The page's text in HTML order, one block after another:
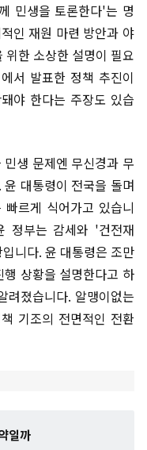
민생을 토론한다'는 명
인 재원 마련 방안과 야
한 소상한 설명이 필요
서 발표한 정책 추진이
야 한다는 주장도 있습
생 문제엔 무신경과 무
대통령이 전국을 돌며
르게 식어가고 있습니
정부는 감세와 '건전재
니다. 윤 대통령은 조만
상황을 설명한다고 하
려졌습니다. 알맹이없는
기조의 전면적인 전환
일까